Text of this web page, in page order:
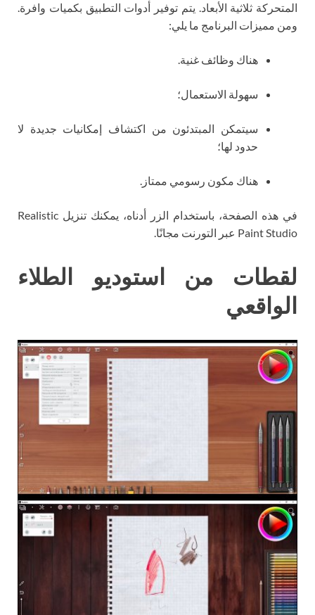
المتحركة ثلاثية الأبعاد. يتم توفير أدوات التطبيق بكميات وافرة.
ومن مميزات البرنامج ما يلي:
هناك وظائف غنية.
سهولة الاستعمال؛
سيتمكن المبتدئون من اكتشاف إمكانيات جديدة لا
حدود لها؛
هناك مكون رسومي ممتاز.
في هذه الصفحة، باستخدام الزر أدناه، يمكنك تنزيل Realistic
Paint Studio عبر التورنت مجانًا.
لقطات من استوديو الطلاء
الواقعي